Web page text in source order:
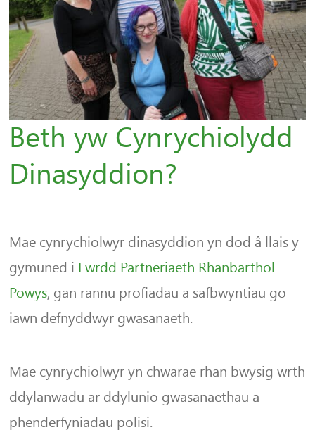
Beth yw Cynrychiolydd
Dinasyddion?
Mae cynrychiolwyr dinasyddion yn dod â llais y
gymuned i Fwrdd Partneriaeth Rhanbarthol
Powys, gan rannu profiadau a safbwyntiau go
iawn defnyddwyr gwasanaeth.
Mae cynrychiolwyr yn chwarae rhan bwysig wrth
ddylanwadu ar ddylunio gwasanaethau a
phenderfyniadau polisi.